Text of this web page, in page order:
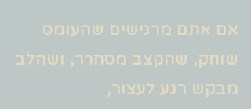
אם אתם מרגישים שהעומס
שוחק, שהקצב מסחרר, ושהלב
מבקש רגע לעצור,